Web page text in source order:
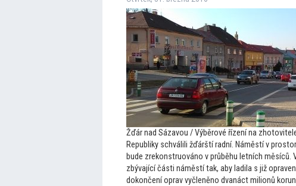
Žďár nad Sázavou / Výběrové řízení na zho
Republiky schválili žďárští radní. Náměstí v pros
bude zrekonstruováno v průběhu letních měsíců.
zbývající části náměstí tak, aby ladila s již
dokončení oprav vyčleněno dvanáct milionů